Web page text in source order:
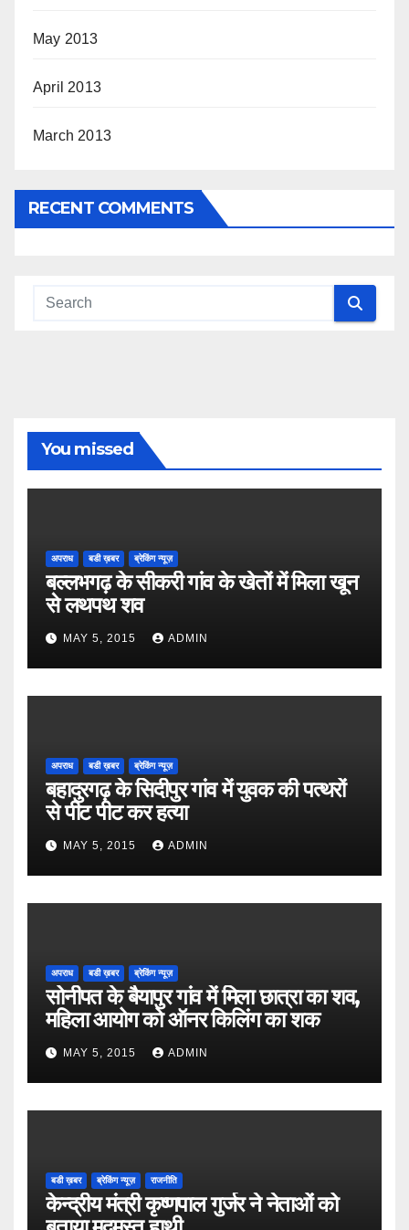
May 2013
April 2013
March 2013
RECENT COMMENTS
You missed
अपराध बडी ख़बर ब्रेकिंग न्यूज़
बल्लभगढ़ के सीकरी गांव के खेतों में मिला खून
से लथपथ शव
MAY 5, 2015 ADMIN
अपराध बडी ख़बर ब्रेकिंग न्यूज़
बहादुरगढ़ के सिदीपुर गांव में युवक की पत्थरों
से पीट पीट कर हत्या
MAY 5, 2015 ADMIN
अपराध बडी ख़बर ब्रेकिंग न्यूज़
सोनीपत के बैयापुर गांव में मिला छात्रा का शव,
महिला आयोग को ऑनर किलिंग का शक
MAY 5, 2015 ADMIN
बडी ख़बर ब्रेकिंग न्यूज़ राजनीति
केन्द्रीय मंत्री कृष्णपाल गुर्जर ने नेताओं को